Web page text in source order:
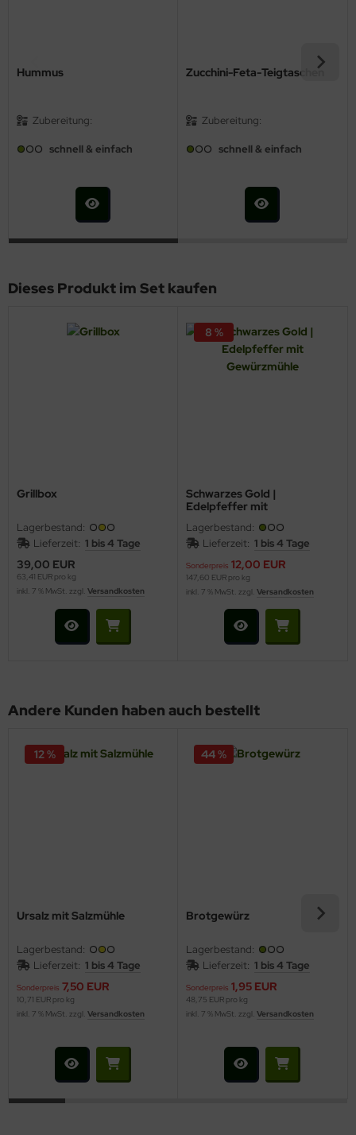
Hummus
Zubereitung:
schnell & einfach
Zucchini-Feta-Teigtaschen
Zubereitung:
schnell & einfach
Dieses Produkt im Set kaufen
Grillbox
Lagerbestand:
Lieferzeit: 1 bis 4 Tage
39,00 EUR
63,41 EUR pro kg
inkl. 7 % MwSt. zzgl. Versandkosten
Schwarzes Gold |
Edelpfeffer mit
Lagerbestand:
Lieferzeit: 1 bis 4 Tage
Sonderpreis 12,00 EUR
8 %
147,60 EUR pro kg
inkl. 7 % MwSt. zzgl. Versandkosten
Andere Kunden haben auch bestellt
Ursalz mit Salzmühle
Lagerbestand:
Lieferzeit: 1 bis 4 Tage
Sonderpreis 7,50 EUR
12 %
10,71 EUR pro kg
inkl. 7 % MwSt. zzgl. Versandkosten
Brotgewürz
Lagerbestand:
Lieferzeit: 1 bis 4 Tage
Sonderpreis 1,95 EUR
44 %
48,75 EUR pro kg
inkl. 7 % MwSt. zzgl. Versandkosten